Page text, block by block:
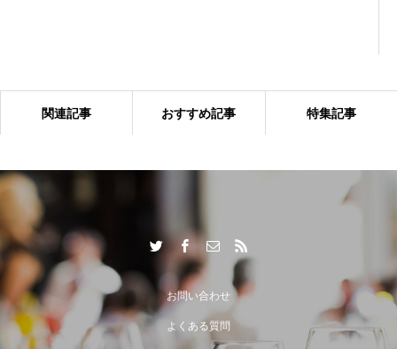
出張シェフサービスならではの付加価値とは？
関連記事 おすすめ記事 特集記事
お問い合わせ
よくある質問